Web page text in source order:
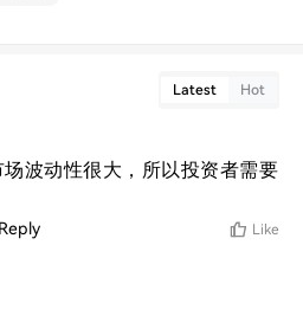
Latest Hot
波动性很大，所以投资者需要
Reply Like